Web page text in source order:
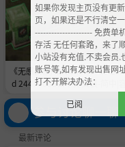
《无感染区/Infection Free
d 24478055官中免安装-简中|容
参与讨论聊一聊
最新评论
如果你发现主页没有更
页，如果还是不行清空
--------------------- 免费单
存活 无任何套路，来了
小站没有充值.不卖会员.
账号等,如有发现出售网
打不开解决办法：
已阅